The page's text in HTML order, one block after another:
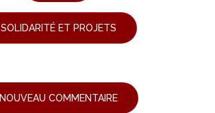
SOLIDARITÉ ET PROJETS
NOUVEAU COMMENTAIRE